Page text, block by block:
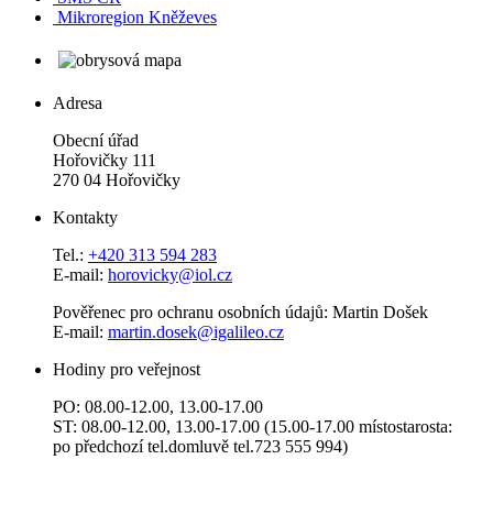
Mikroregion Kněževes
Adresa
Obecní úřad
Hořovičky 111
270 04 Hořovičky
Kontakty
Tel.: +420 313 594 283
E-mail: horovicky@iol.cz
Pověřenec pro ochranu osobních údajů: Martin Došek
E-mail: martin.dosek@igalileo.cz
Hodiny pro veřejnost
PO: 08.00-12.00, 13.00-17.00
ST: 08.00-12.00, 13.00-17.00 (15.00-17.00 místostarosta:
po předchozí tel.domluvě tel.723 555 994)